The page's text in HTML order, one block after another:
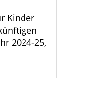
Kinder
2024-25,